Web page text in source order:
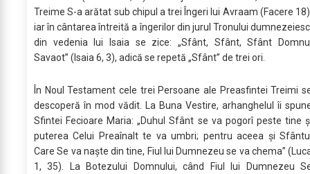
Treime S-a arătat sub chipul a trei Îngeri lui Avraam (Facere
iar în cântarea întreită a îngerilor din jurul Tronului
din vedenia lui Isaia se zice: „Sfânt, Sfânt, Sfânt
Savaot” (Isaia 6, 3), adică se repetă „Sfânt” de trei ori.
În Noul Testament cele trei Persoane ale Preasfintei Treimi
descoperă în mod vădit. La Buna Vestire, arhanghelul îi
Sfintei Fecioare Maria: „Duhul Sfânt se va pogorî peste tine
puterea Celui Preaînalt te va umbri; pentru aceea şi
Care Se va naşte din tine, Fiul lui Dumnezeu se va chema”
1, 35). La Botezului Domnului, când Fiul lui Dumnezeu